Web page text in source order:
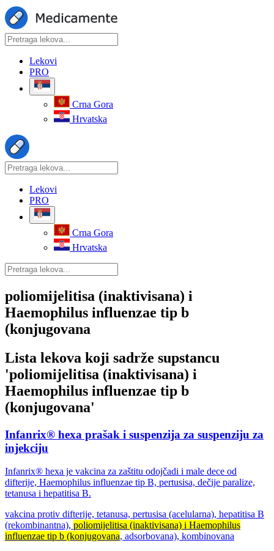
Lekovi
PRO
Crna Gora
Hrvatska
Lekovi
PRO
Crna Gora
Hrvatska
poliomijelitisa (inaktivisana) i
Haemophilus influenzae tip b
(konjugovana
Lista lekova koji sadrže supstancu
'poliomijelitisa (inaktivisana) i
Haemophilus influenzae tip b
(konjugovana'
Infanrix® hexa prašak i suspenzija za suspenziju za
injekciju
Infanrix® hexa je vakcina za zaštitu odojčadi i male dece od
difterije, Haemophilus influenzae tip B, pertusisa, dečije paralize,
tetanusa i hepatitisa B.
vakcina protiv difterije, tetanusa, pertusisa (acelularna), hepatitisa B
(rekombinantna), poliomijelitisa (inaktivisana) i Haemophilus
influenzae tip b (konjugovana, adsorbovana), kombinovana